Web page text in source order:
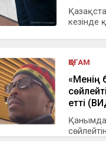
кезінде
ҚОҒАМ
«Менің
етті
Қанымда